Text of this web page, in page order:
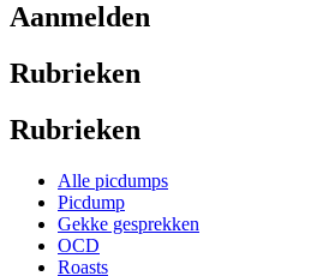
Aanmelden
Rubrieken
Rubrieken
Alle picdumps
Picdump
Gekke gesprekken
OCD
Roasts